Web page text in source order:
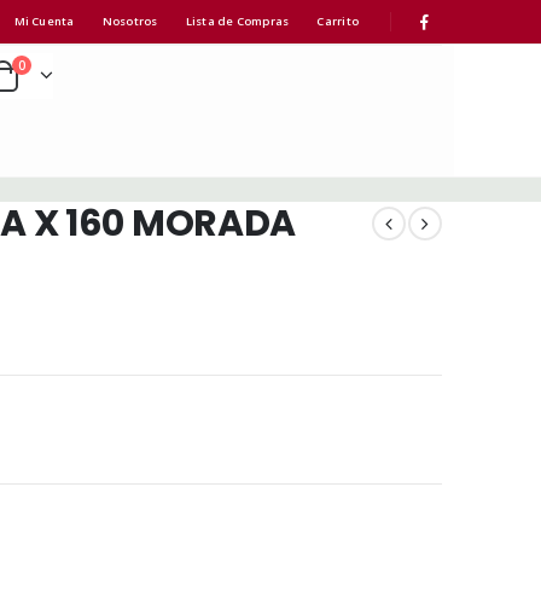
Mi Cuenta Nosotros Lista de Compras Carrito
0
X 160 MORADA